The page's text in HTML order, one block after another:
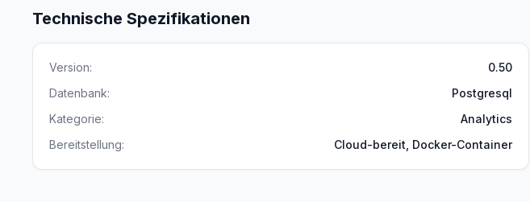
Technische Spezifikationen
Version:
0.50
Datenbank:
Postgresql
Kategorie:
Analytics
Bereitstellung:
Cloud-bereit, Docker-Container